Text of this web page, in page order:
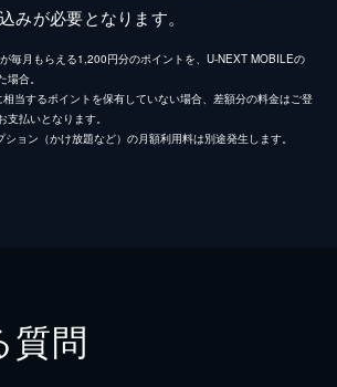
みが必要となります。
毎月もらえる1,200円分のポイントを、U-NEXT MOBILEの
合。
当するポイントを保有していない場合、差額分の料金はご登
払いとなります。
ョン（かけ放題など）の月額利用料は別途発生します。
質問